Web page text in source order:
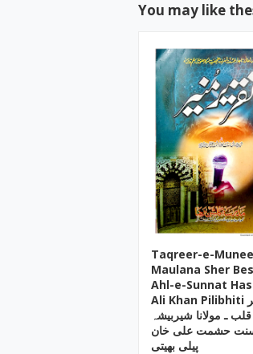
You may like
Taqreer-e-
Maulana Sher
Ahl-e-Sunnat
Ali Khan Pilibhiti تقریر
قلب ـ مولانا شیربیشہ
حشمت علی خان
پیلی بھیتی